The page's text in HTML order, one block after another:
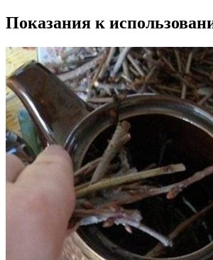
Показания к